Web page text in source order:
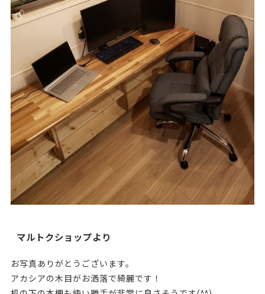
マルトクショップより
お写真ありがとうございます。
アカシアの木目がお洒落で綺麗です！